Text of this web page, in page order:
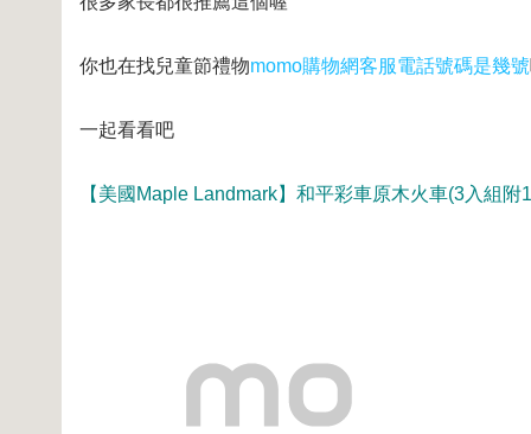
你也在找兒童節禮物momo購物網客服電話號碼是幾號
一起看看吧
【美國Maple Landmark】和平彩車原木火車(3入組附